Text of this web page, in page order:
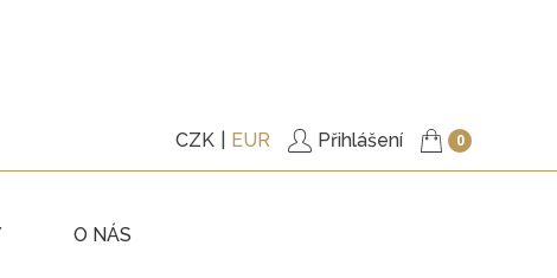
CZK EUR Přihlášení 0
O NÁS